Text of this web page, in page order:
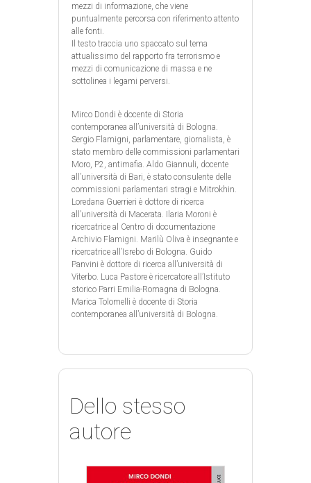
mezzi di informazione, che viene
puntualmente percorsa con riferimento attento
alle fonti.
Il testo traccia uno spaccato sul tema
attualissimo del rapporto fra terrorismo e
mezzi di comunicazione di massa e ne
sottolinea i legami perversi.
Mirco Dondi è docente di Storia
contemporanea all’università di Bologna.
Sergio Flamigni, parlamentare, giornalista, è
stato membro delle commissioni parlamentari
Moro, P2, antimafia. Aldo Giannuli, docente
all’università di Bari, è stato consulente delle
commissioni parlamentari stragi e Mitrokhin.
Loredana Guerrieri è dottore di ricerca
all’università di Macerata. Ilaria Moroni è
ricercatrice al Centro di documentazione
Archivio Flamigni. Marilù Oliva è insegnante e
ricercatrice all’Isrebo di Bologna. Guido
Panvini è dottore di ricerca all’università di
Viterbo. Luca Pastore è ricercatore all’Istituto
storico Parri Emilia-Romagna di Bologna.
Marica Tolomelli è docente di Storia
contemporanea all’università di Bologna.
Dello stesso
autore